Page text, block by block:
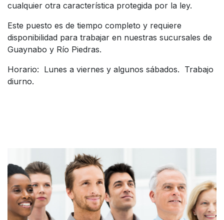
cualquier otra característica protegida por la ley.
Este puesto es de tiempo completo y requiere
disponibilidad para trabajar en nuestras sucursales de
Guaynabo y Río Piedras.
Horario: Lunes a viernes y algunos sábados. Trabajo
diurno.